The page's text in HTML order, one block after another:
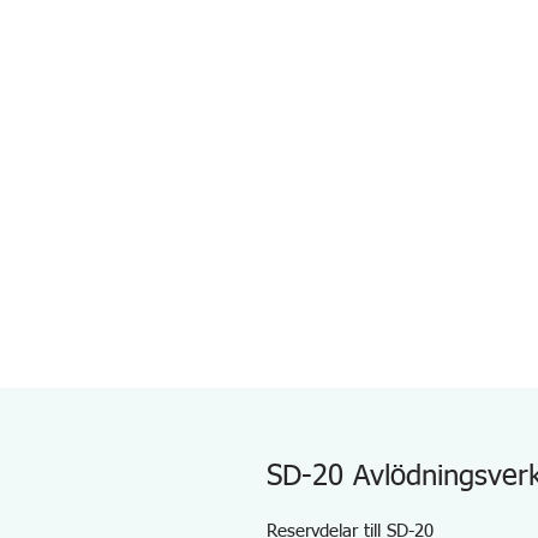
SD-20
Reservdelar till SD-20